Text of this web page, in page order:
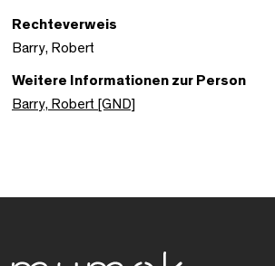
Rechteverweis
Barry, Robert
Weitere Informationen zur Person
Barry, Robert [GND]